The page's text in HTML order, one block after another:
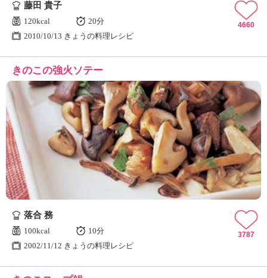
藤田 貴子
120kcal
20分
2010/10/13 きょうの料理レシピ
4660
きのこの強火ソテー
落合 務
100kcal
10分
2002/11/12 きょうの料理レシピ
3787